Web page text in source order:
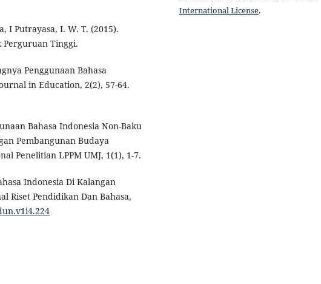
I Putrayasa, I. W. T. (2015).
Perguruan Tinggi.
Penggunaan Bahasa
in Education, 2(2), 57-64.
Bahasa Indonesia Non-Baku
Pembangunan Budaya
Penelitian LPPM UMJ, 1(1), 1-7.
Indonesia Di Kalangan
Riset Pendidikan Dan Bahasa,
International License.